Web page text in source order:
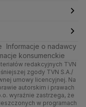
Informacje o nadawcy
konsumenckie
redakcyjnych TVN
zgody TVN S.A./
umowy licencyjnej. Na
autorskim i prawach
wyraźnie zastrzega, że
w programach